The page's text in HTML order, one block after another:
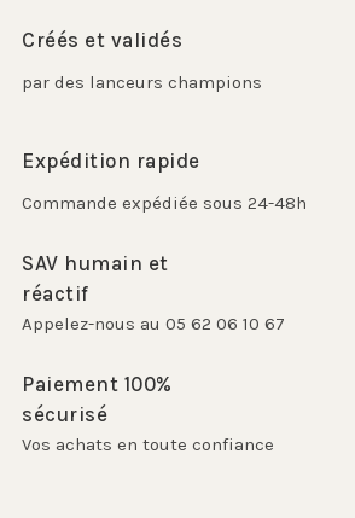
Créés et validés
par des lanceurs champions
Expédition rapide
Commande expédiée sous 24-48h
SAV humain et
réactif
Appelez-nous au 05 62 06 10 67
Paiement 100%
sécurisé
Vos achats en toute confiance